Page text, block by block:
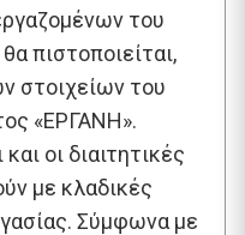
του
πιστοποιείται,
στοιχείων του
«ΕΡΓΑΝΗ».
οι διαιτητικές
με κλαδικές
Σύμφωνα με